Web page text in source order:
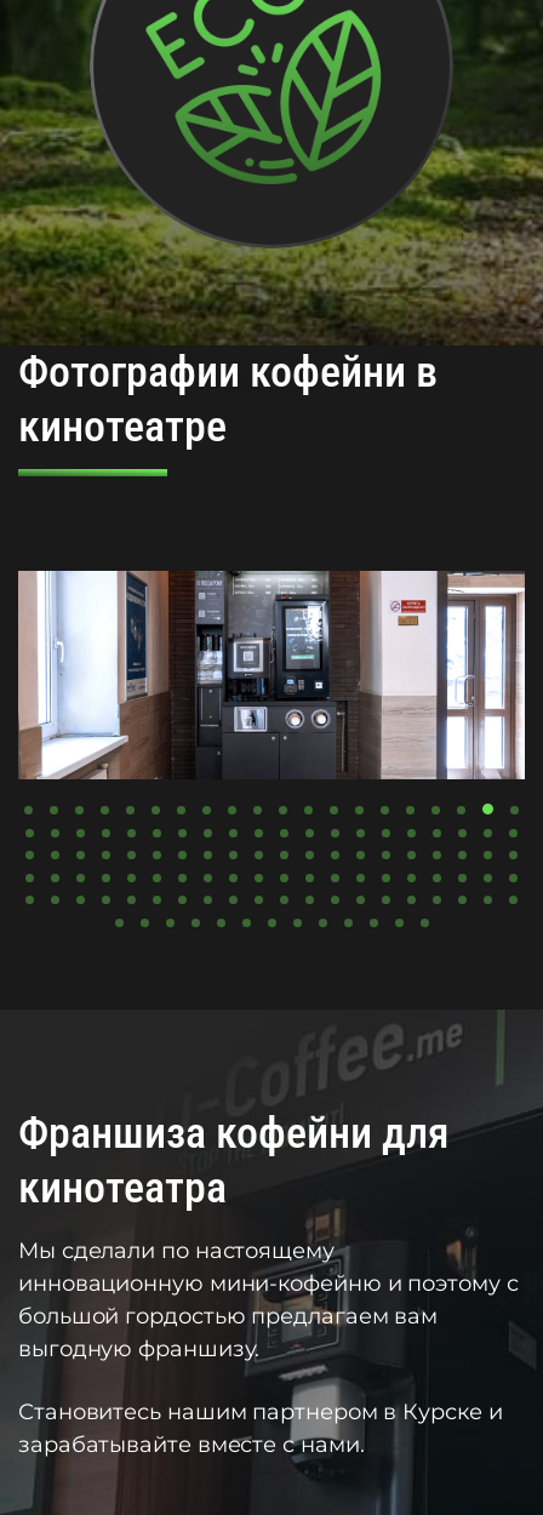
Фотографии кофейни в
кинотеатре
Франшиза кофейни для
кинотеатра
Мы сделали по настоящему
инновационную мини-кофейню и поэтому с
большой гордостью предлагаем вам
выгодную франшизу.
Становитесь нашим партнером в Курске и
зарабатывайте вместе с нами.